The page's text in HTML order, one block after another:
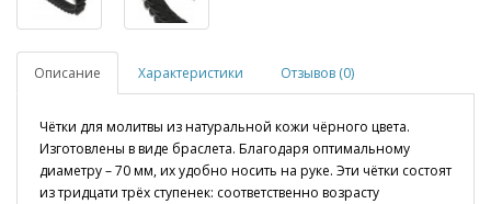
Описание Характеристики Отзывов (0)
Чётки для молитвы из натуральной кожи чёрного цвета.
Изготовлены в виде браслета. Благодаря оптимальному
диаметру – 70 мм, их удобно носить на руке. Эти чётки состоят
из тридцати трёх ступенек: соответственно возрасту